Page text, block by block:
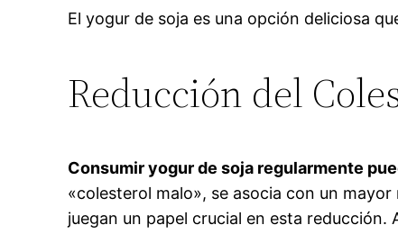
El yogur de soja es una opción deliciosa
Reducción del
Consumir yogur de soja regularmente
«colesterol malo», se asocia con un
juegan un papel crucial en esta